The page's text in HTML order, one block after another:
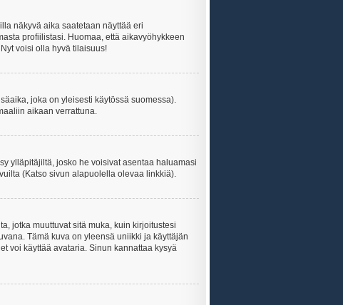
näkyvä aika saatetaan näyttää eri
profiilistasi. Huomaa, että aikavyöhykkeen
voisi olla hyvä tilaisuus!
joka on yleisesti käytössä suomessa).
aikaan verrattuna.
ylläpitäjiltä, josko he voisivat asentaa haluamasi
(Katso sivun alapuolella olevaa linkkiä).
jotka muuttuvat sitä muka, kuin kirjoitustesi
Tämä kuva on yleensä uniikki ja käyttäjän
voi käyttää avataria. Sinun kannattaa kysyä